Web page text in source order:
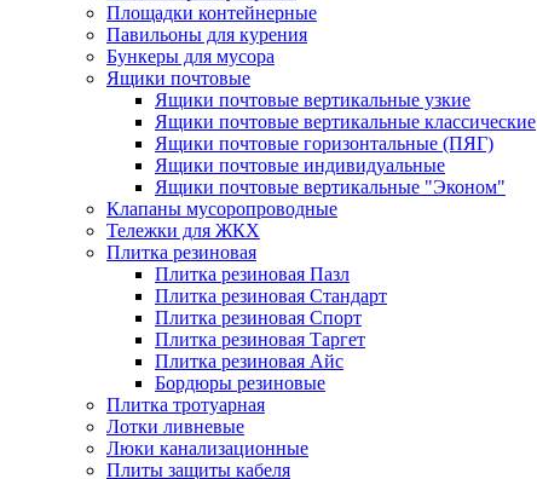
Площадки контейнерные
Павильоны для курения
Бункеры для мусора
Ящики почтовые
Ящики почтовые вертикальные узкие
Ящики почтовые вертикальные классические
Ящики почтовые горизонтальные (ПЯГ)
Ящики почтовые индивидуальные
Ящики почтовые вертикальные "Эконом"
Клапаны мусоропроводные
Тележки для ЖКХ
Плитка резиновая
Плитка резиновая Пазл
Плитка резиновая Стандарт
Плитка резиновая Спорт
Плитка резиновая Таргет
Плитка резиновая Айс
Бордюры резиновые
Плитка тротуарная
Лотки ливневые
Люки канализационные
Плиты защиты кабеля